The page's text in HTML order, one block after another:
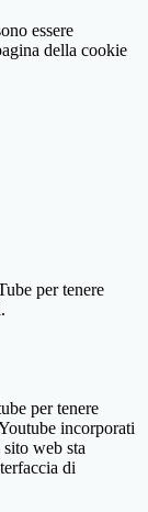
essere
della cookie
per tenere
per tenere
incorporati
web sta
di